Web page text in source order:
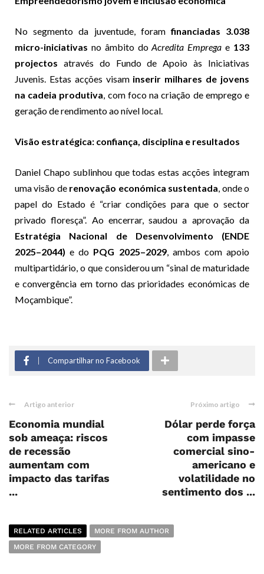
No segmento da juventude, foramfinanciadas 3.038
micro-iniciativas no âmbito doAcredita Emprega e 133
projectos através do Fundo de Apoio às Iniciativas
Juvenis. Estas acções visam inserir milhares de jovens
na cadeia produtiva, com foco na criação de emprego e
geração de rendimento ao nível local.
Visão estratégica: confiança, disciplina e resultados
Daniel Chapo sublinhou que todas estas acções integram
uma visão de renovação económica sustentada, onde o
papel do Estado é “criar condições para que o sector
privado floresça”. Ao encerrar, saudou a aprovação da
Estratégia Nacional de Desenvolvimento (ENDE
2025–2044) e do PQG 2025–2029, ambos com apoio
multipartidário, o que considerou um “sinal de maturidade
e convergência em torno das prioridades económicas de
Moçambique”.
Compartilhar no Facebook
Artigo anterior
Economia mundial
sob ameaça: riscos
de recessão
aumentam com
impacto das tarifas
...
Próximo artigo
Dólar perde força
com impasse
comercial sino-
americano e
volatilidade no
sentimento dos ...
RELATED ARTICLES
MORE FROM AUTHOR
MORE FROM CATEGORY